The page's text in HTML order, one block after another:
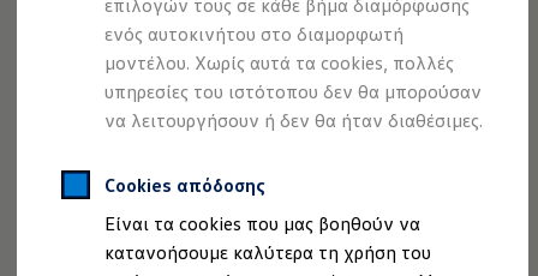
επιλογών τους σε κάθε βήμα διαμόρφωσης
ενός αυτοκινήτου στο διαμορφωτή
μοντέλου. Χωρίς αυτά τα cookies, πολλές
υπηρεσίες του ιστότοπου δεν θα μπορούσαν
να λειτουργήσουν ή δεν θα ήταν διαθέσιμες.
Cookies απόδοσης
Είναι τα cookies που μας βοηθούν να
κατανοήσουμε καλύτερα τη χρήση του
Πώς μπορώ να πληρώσω;
Πώς μπορώ να φορτίσω;
Η αντλία θερμότητας στα ID.
Η λειτουργία ανάκτησης ενέργειας κατά την
Το σύστημα πέδησης στα ID.
Διαθέσιμα νέα και μεταχειρισμένα αυτοκίνητα
Διαθέσιμα νέα αυτοκίνητα
Χρηματοδότηση και Leasing
Volkswagen Easy Living
Χρηματοδότηση Auto Credit
Χρηματοδότηση Classic Credit
Καινοτόμες Τεχνολογίες